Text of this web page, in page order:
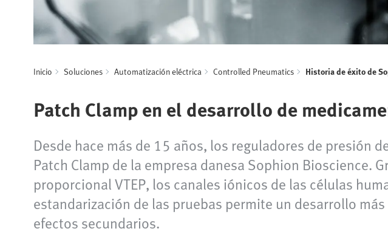
Inicio Soluciones Automatización eléctrica Controlled Pneumatics Historia de éxito de
Patch Clamp en el desarrollo de
Desde hace más de 15 años, los reguladores de presión
Patch Clamp de la empresa danesa Sophion Bioscience.
proporcional VTEP, los canales iónicos de las células
estandarización de las pruebas permite un desarrollo
efectos secundarios.